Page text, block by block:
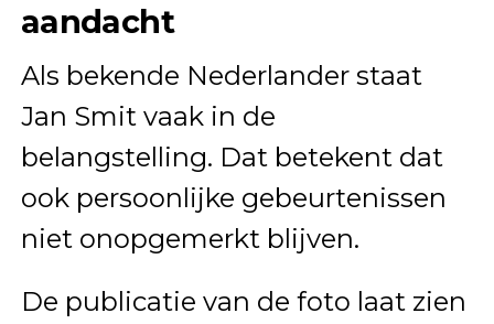
aandacht
Als bekende Nederlander staat
Jan Smit vaak in de
belangstelling. Dat betekent dat
ook persoonlijke gebeurtenissen
niet onopgemerkt blijven.
De publicatie van de foto laat zien